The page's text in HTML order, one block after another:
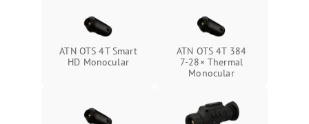
Неисправность кнопок
Подробнее →
ATN OTS 4T Smart
HD Monocular
ATN OTS 4T 384
7‑28× Thermal
Monocular